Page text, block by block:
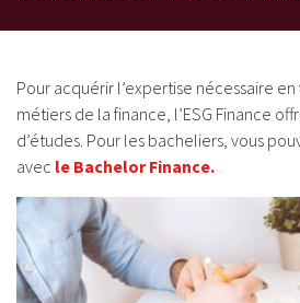
Pour acquérir l’expertise nécessaire
métiers de la finance, l’ESG Finance
d’études. Pour les bacheliers, vous
avec le Bachelor Finance.